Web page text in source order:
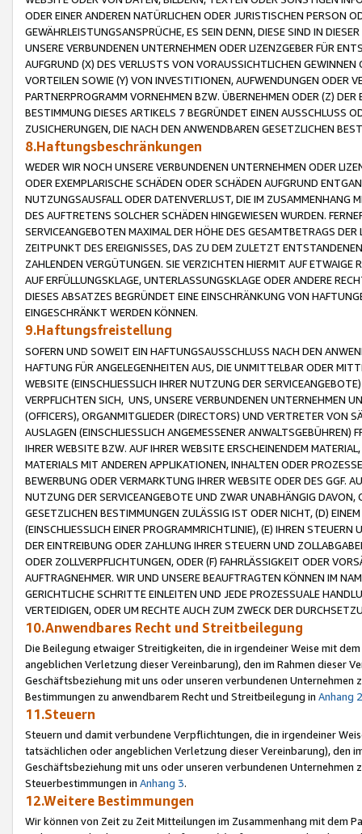
ODER EINER ANDEREN NATÜRLICHEN ODER JURISTISCHEN PERSON
GEWÄHRLEISTUNGSANSPRÜCHE, ES SEIN DENN, DIESE SIND IN
UNSERE VERBUNDENEN UNTERNEHMEN ODER LIZENZGEBER FÜR
AUFGRUND (X) DES VERLUSTS VON VORAUSSICHTLICHEN
VORTEILEN SOWIE (Y) VON INVESTITIONEN, AUFWENDUNGEN ODER
PARTNERPROGRAMM VORNEHMEN BZW. ÜBERNEHMEN ODER (Z)
BESTIMMUNG DIESES ARTIKELS 7 BEGRÜNDET EINEN AUSSCHLUSS
ZUSICHERUNGEN, DIE NACH DEN ANWENDBAREN GESETZLICHEN
8.Haftungsbeschränkungen
WEDER WIR NOCH UNSERE VERBUNDENEN UNTERNEHMEN ODER
ODER EXEMPLARISCHE SCHÄDEN ODER SCHÄDEN AUFGRUND
NUTZUNGSAUSFALL ODER DATENVERLUST, DIE IM ZUSAMMENHANG
DES AUFTRETENS SOLCHER SCHÄDEN HINGEWIESEN WURDEN.
SERVICEANGEBOTEN MAXIMAL DER HÖHE DES GESAMTBETRAGS
ZEITPUNKT DES EREIGNISSES, DAS ZU DEM ZULETZT
ZAHLENDEN VERGÜTUNGEN. SIE VERZICHTEN HIERMIT AUF
AUF ERFÜLLUNGSKLAGE, UNTERLASSUNGSKLAGE ODER ANDERE
DIESES ABSATZES BEGRÜNDET EINE EINSCHRÄNKUNG VON
EINGESCHRÄNKT WERDEN KÖNNEN.
9.Haftungsfreistellung
SOFERN UND SOWEIT EIN HAFTUNGSAUSSCHLUSS NACH DEN
HAFTUNG FÜR ANGELEGENHEITEN AUS, DIE UNMITTELBAR ODER
WEBSITE (EINSCHLIESSLICH IHRER NUTZUNG DER
VERPFLICHTEN SICH, UNS, UNSERE VERBUNDENEN UNTERNEHMEN
(OFFICERS), ORGANMITGLIEDER (DIRECTORS) UND VERTRETER VON
AUSLAGEN (EINSCHLIESSLICH ANGEMESSENER
IHRER WEBSITE BZW. AUF IHRER WEBSITE ERSCHEINENDEM
MATERIALS MIT ANDEREN APPLIKATIONEN, INHALTEN ODER
BEWERBUNG ODER VERMARKTUNG IHRER WEBSITE ODER DES GGF.
NUTZUNG DER SERVICEANGEBOTE UND ZWAR UNABHÄNGIG
GESETZLICHEN BESTIMMUNGEN ZULÄSSIG IST ODER NICHT, (D)
(EINSCHLIESSLICH EINER PROGRAMMRICHTLINIE), (E) IHREN
DER EINTREIBUNG ODER ZAHLUNG IHRER STEUERN UND
ODER ZOLLVERPFLICHTUNGEN, ODER (F) FAHRLÄSSIGKEIT ODER
AUFTRAGNEHMER. WIR UND UNSERE BEAUFTRAGTEN KÖNNEN IM
GERICHTLICHE SCHRITTE EINLEITEN UND JEDE PROZESSUALE
VERTEIDIGEN, ODER UM RECHTE AUCH ZUM ZWECK DER
10.Anwendbares Recht und Streitbeilegung
Die Beilegung etwaiger Streitigkeiten, die in irgendeiner Weise mit
angeblichen Verletzung dieser Vereinbarung), den im Rahmen dieser
Geschäftsbeziehung mit uns oder unseren verbundenen
Bestimmungen zu anwendbarem Recht und Streitbeilegung in Anhang 2
11.Steuern
Steuern und damit verbundene Verpflichtungen, die in irgendeiner
tatsächlichen oder angeblichen Verletzung dieser Vereinbarung), den
Geschäftsbeziehung mit uns oder unseren verbundenen
Steuerbestimmungen in Anhang 3.
12.Weitere Bestimmungen
Wir können von Zeit zu Zeit Mitteilungen im Zusammenhang mit dem